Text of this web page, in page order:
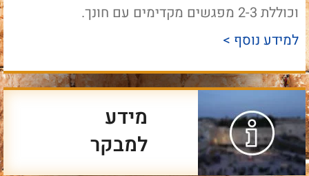
וכוללת 2-3 מפגשים מקדימים עם חונך.
למידע נוסף >
מידע
למבקר